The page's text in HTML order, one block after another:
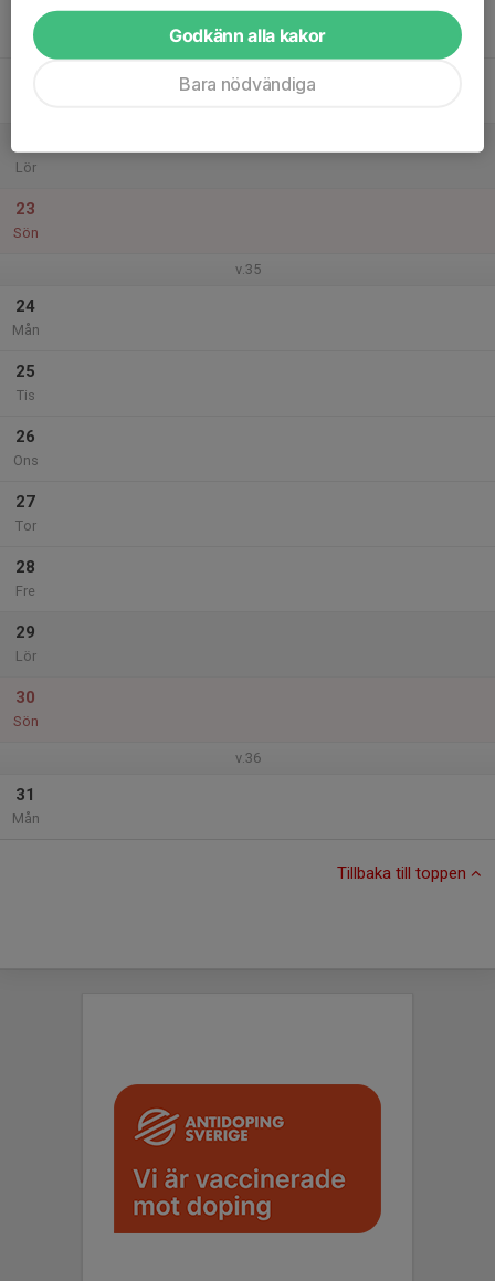
Tor
Lör
23
Sön
v.35
24
Mån
25
Tis
26
Ons
27
Tor
28
Fre
29
Lör
30
Sön
v.36
31
Mån
Tillbaka till toppen
Godkänn alla kakor
Bara nödvändiga